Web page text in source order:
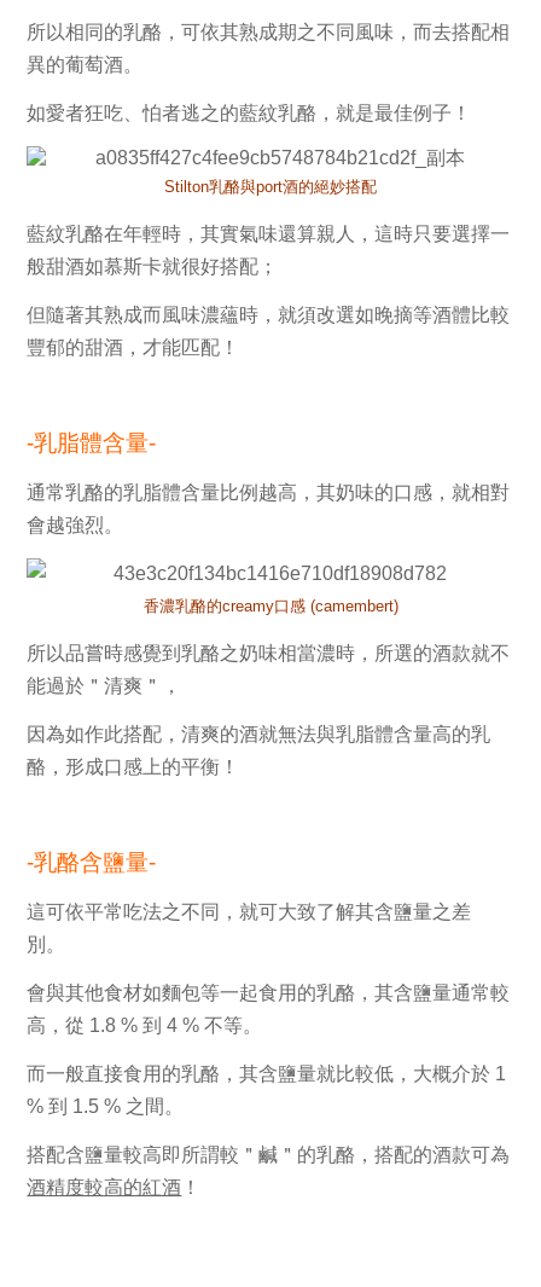
所以相同的乳酪，可依其熟成期之不同風味，而去搭配相
異的葡萄酒。
如愛者狂吃、怕者逃之的藍紋乳酪 ，就是最佳例子！
Stilton乳酪與port酒的絕妙搭配
藍紋乳酪在年輕時，其實氣味還算親人，這時只要選擇一
般甜酒如慕斯卡就很好搭配；
但隨著其熟成而風味濃蘊時，就須改選如晚摘等酒體比較
豐郁的甜酒，才能匹配！
-乳脂體含量-
通常乳酪的乳脂體含量比例越高，其奶味的口感，就相對
會越強烈。
香濃乳酪的creamy口感 (camembert)
所以品嘗時感覺到乳酪之奶味相當濃時，所選的酒款就不
能過於 ＂清爽＂ ，
因為如作此搭配，清爽的酒就無法與乳脂體含量高的乳
酪，形成口感上的平衡！
-乳酪含鹽量-
這可依平常吃法之不同，就可大致了解其含鹽量之差
別。
會與其他食材如麵包等一起食用的乳酪，其含鹽量通常較
高，從 1.8 %到4 %不等。
而一般直接食用的乳酪，其含鹽量就比較低，大概介於 1
%到 1.5 % 之間。
搭配含鹽量較高即所謂較＂鹹＂ 的乳酪，搭配的酒款可為
酒精度較高的紅酒 ！